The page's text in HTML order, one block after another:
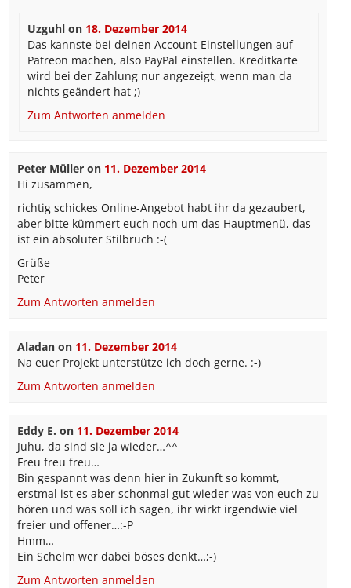
Uzguhl on 18. Dezember 2014
Das kannste bei deinen Account-Einstellungen auf
Patreon machen, also PayPal einstellen. Kreditkarte
wird bei der Zahlung nur angezeigt, wenn man da
nichts geändert hat ;)
Zum Antworten anmelden
Peter Mülleron 11. Dezember 2014
Hi zusammen,
richtig schickes Online-Angebot habt ihr da gezaubert,
aber bitte kümmert euch noch um das Hauptmenü, das
ist ein absoluter Stilbruch :-(
Grüße
Peter
Zum Antworten anmelden
Aladanon 11. Dezember 2014
Na euer Projekt unterstütze ich doch gerne. :-)
Zum Antworten anmelden
Eddy E. on 11. Dezember 2014
Juhu, da sind sie ja wieder…^^
Freu freu freu…
Bin gespannt was denn hier in Zukunft so kommt,
erstmal ist es aber schonmal gut wieder was von euch zu
hören und was soll ich sagen, ihr wirkt irgendwie viel
freier und offener…:-P
Hmm…
Ein Schelm wer dabei böses denkt…;-)
Zum Antworten anmelden